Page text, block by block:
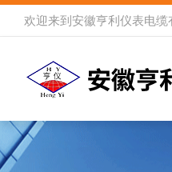
欢迎来到 安徽亨利仪表电缆